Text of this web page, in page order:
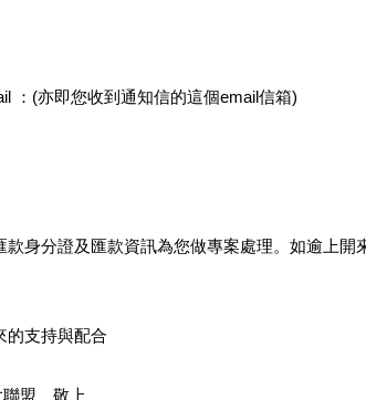
：(亦即您收到通知信的這個email信箱)
款身分證及匯款資訊為您做專案處理。如逾上
的支持與配合
聯盟 敬上